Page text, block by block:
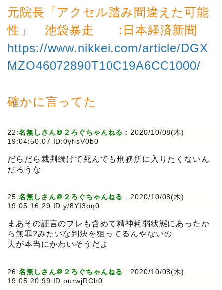
元院長「アクセル踏み間違えた可能
性」 池袋暴走 :日本経済新聞
https://www.nikkei.com/article/DGX
MZO46072890T10C19A6CC1000/
確かに言ってた
22:名無しさん＠２ろぐちゃんねる : 2020/10/08(木)
19:04:50.07 ID:0yfisV0b0
だらだら裁判続けて死んでも刑務所に入りたくないん
だろうな
25:名無しさん＠２ろぐちゃんねる : 2020/10/08(木)
19:05:16.29 ID:y/8YI3oq0
まあその証言のブレも含めて精神耗弱状態にあったか
ら無罪?みたいな判決を狙ってるんやないの
夫が本当にかわいそうだよ
26:名無しさん＠２ろぐちゃんねる : 2020/10/08(木)
19:05:20.99 ID:ourwjRCh0